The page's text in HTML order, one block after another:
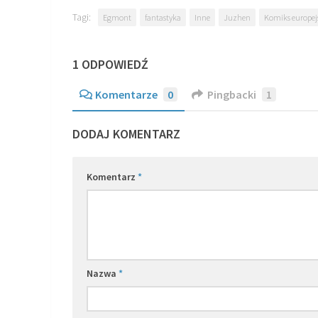
Tagi: Egmont fantastyka Inne Juzhen Komiks
1 ODPOWIEDŹ
Komentarze 0 Pingbacki 1
DODAJ KOMENTARZ
Komentarz *
Nazwa *